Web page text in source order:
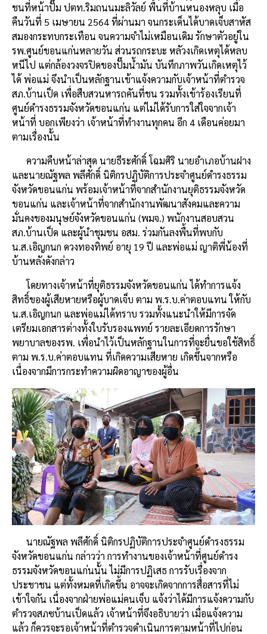
ชนที่หน้าปั๊ม ปตท.ริมถนนมะลิวัลย์ พื้นที่บ้านหนองหลุบ เมื่อ
คืนวันที่ 5 เมษายน 2564 ที่ผ่านมา จนกระเด็นได้บาดเจ็บสาหัส
สมองกระทบกระเทือน จนความจำไม่เหมือนเดิม รักษาตัวอยู่ใน
รพ.ศูนย์ขอนแก่นหลายวัน ส่วนรถกระบะ หลัวงเกิดเหตุได้หลบ
หนีไป แต่กล้องวงจรปิดของปั๊มน้ำมัน บันทึกภาพวันเกิดเหตุไว้
ได้ พ่อแม่ จึงนำเป็นหลักฐานเข้าแจ้งความกับเจ้าหน้าที่ตำรวจ
สภ.บ้านเป็ด เพื่อสืบสวนหารถคันที่ชน รวมทั้งเข้าร้องเรียนที่
ศูนย์ดำรงธรรมจังหวัดขอนแก่น แต่ไม่ได้รับการใส่ใจจากเจ้า
หน้าที่ บอกเพียงว่า เจ้าหน้าที่ทำงานทุกคน อีก 4 เดือนค่อยมา
ตามเรื่องนั้น
ความคืบหน้าล่าสุด นายธีระศักดิ์ โฉมศิริ นายอำเภอบ้านฝาง
และนายณัฐพล พลีศักดิ์ นิติกรปฏิบัติการประจำศูนย์ดำรงธรรม
จังหวัดขอนแก่น พร้อมเจ้าหน้าที่จากสำนักงานยุติธรรมจังหวัด
ขอนแก่น และเจ้าหน้าที่จากสำนักงานพัฒนาสังคมและความ
มั่นคงของมนุษย์จังหวัดขอนแก่น (พมจ.) พนักงานสอบสวน
สภ.บ้านเป็ด และผู้นำชุมชน อสม. ร่วมกันลงพื้นที่พบกับ
น.ส.เอิญกนก ดวงทองทิพย์ อายุ 19 ปี และพ่อแม่ ญาติพี่น้องที่
บ้านหลังดังกล่าว
โดยทางเจ้าหน้าที่ยุติธรรมจังหวัดขอนแก่น ได้ทำการแจ้ง
สิทธิ์ของผู้เสียหายหรือผู้บาดเจ็บ ตาม พ.ร.บ.ค่าตอบแทน ให้กับ
น.ส.เอิญกนก และพ่อแม่ได้ทราบ รวมทั้งแนะนำให้มีการจัด
เตรียมเอกสารต่างทั้งใบรับรองแพทย์ รายละเอียดการรักษา
พยาบาลของรพ. เพื่อนำไว้เป็นหลักฐานในการที่จะยื่นขอใช้สิทธิ์
ตาม พ.ร.บ.ค่าตอบแทน ที่เกิดความเสียหาย เกิดขึ้นจากหรือ
เนื่องจากมีการกระทำความผิดอาญาของผู้อื่น
นายณัฐพล พลีศักดิ์ นิติกรปฏิบัติการประจำศูนย์ดำรงธรรม
จังหวัดขอนแก่น กล่าวว่า การทำงานของเจ้าหน้าที่ศูนย์ดำรง
ธรรมจังหวัดขอนแก่นนั้น ไม่มีการปฏิเสธ การรับเรื่องจาก
ประชาชน แต่ทั้งหมดที่เกิดขึ้น อาจจะเกิดจากการสื่อสารที่ไม่
เข้าใจกัน เนื่องจากฝ่ายพ่อแม่คนเจ็บ แจ้งว่าได้มีการแจ้งความกับ
ตำรวจสภซบ้านเป็ดแล้ว เจ้าหน้าที่จึงอธิบายว่า เมื่อแจ้งความ
แล้ว ก็ควรจะรอเจ้าหน้าที่ตำรวจดำเนินการตามหน้าที่ไปก่อน